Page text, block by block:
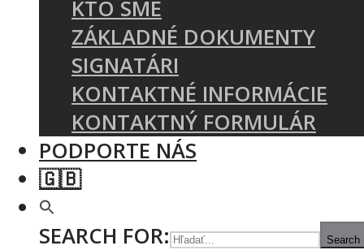
KTO SME
ZÁKLADNÉ DOKUMENTY
SIGNATÁRI
KONTAKTNÉ INFORMÁCIE
KONTAKTNÝ FORMULÁR
PODPORTE NÁS
🇬🇧
SEARCH FOR:
Search